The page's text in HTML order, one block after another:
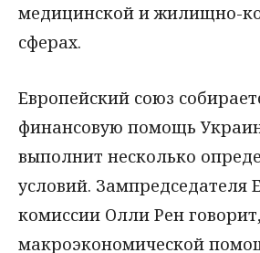
медицинской и жилищно-
сферах.
Европейский союз
финансовую помощь
выполнит несколько
условий. Зампредседателя
комиссии Олли Рен
макроэкономической